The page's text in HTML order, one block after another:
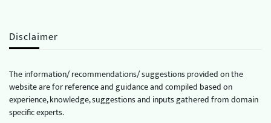
Disclaimer
The information/ recommendations/ suggestions provided on the
website are for reference and guidance and compiled based on
experience, knowledge, suggestions and inputs gathered from domain
specific experts.